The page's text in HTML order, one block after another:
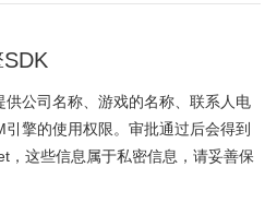
公司名称、游戏的名称、联系人电
擎的使用权限。审批通过后会得到
，这些信息属于私密信息，请妥善保